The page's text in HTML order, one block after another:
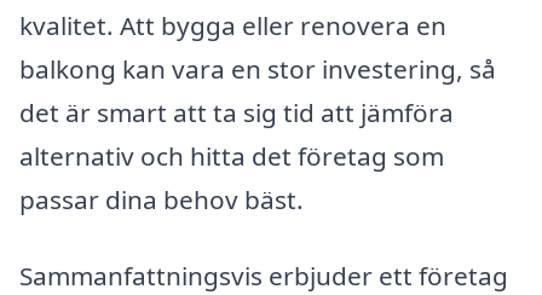
kvalitet. Att bygga eller renovera en
balkong kan vara en stor investering, så
det är smart att ta sig tid att jämföra
alternativ och hitta det företag som
passar dina behov bäst.
Sammanfattningsvis erbjuder ett företag